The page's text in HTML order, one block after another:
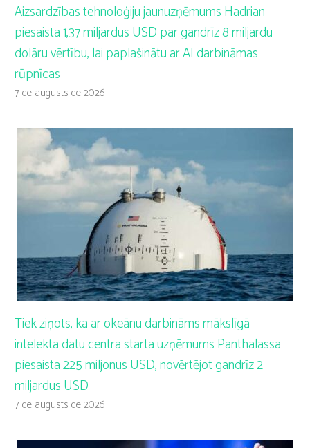
Aizsardzības tehnoloģiju jaunuzņēmums Hadrian
piesaista 1,37 miljardus USD par gandrīz 8 miljardu
dolāru vērtību, lai paplašinātu ar AI darbināmas
rūpnīcas
7 de augusts de 2026
Tiek ziņots, ka ar okeānu darbināms mākslīgā
intelekta datu centra starta uzņēmums Panthalassa
piesaista 225 miljonus USD, novērtējot gandrīz 2
miljardus USD
7 de augusts de 2026